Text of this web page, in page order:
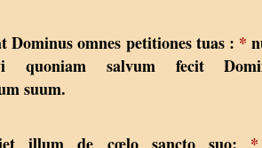
Dominus omnes petitiones tuas : *
quoniam salvum fecit
suum.
illum de cœlo sancto suo: *